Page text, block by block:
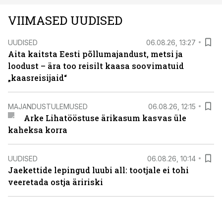
VIIMASED UUDISED
UUDISED 06.08.26, 13:27
Aita kaitsta Eesti põllumajandust, metsi ja
loodust – ära too reisilt kaasa soovimatuid
„kaasreisijaid“
MAJANDUSTULEMUSED 06.08.26, 12:15
Arke Lihatööstuse ärikasum kasvas üle
kaheksa korra
UUDISED 06.08.26, 10:14
Jaekettide lepingud luubi all: tootjale ei tohi
veeretada ostja äririski